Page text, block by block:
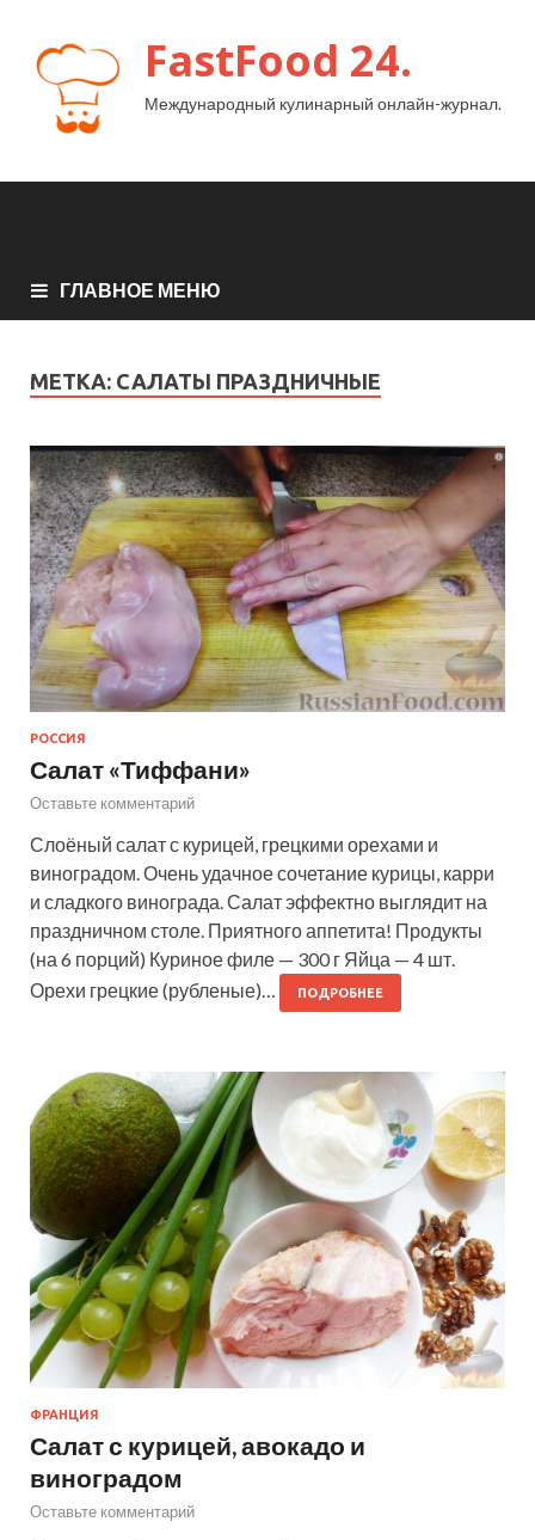
FastFood 24.
Международный кулинарный онлайн-журнал.
ГЛАВНОЕ МЕНЮ
МЕТКА: САЛАТЫ ПРАЗДНИЧНЫЕ
РОССИЯ
Салат «Тиффани»
Оставьте комментарий
Слоёный салат с курицей, грецкими орехами и
виноградом. Очень удачное сочетание курицы, карри
и сладкого винограда. Салат эффектно выглядит на
праздничном столе. Приятного аппетита! Продукты
(на 6 порций) Куриное филе — 300 г Яйца — 4 шт.
Орехи грецкие (рубленые)…
ПОДРОБНЕЕ
ФРАНЦИЯ
Салат с курицей, авокадо и
виноградом
Оставьте комментарий